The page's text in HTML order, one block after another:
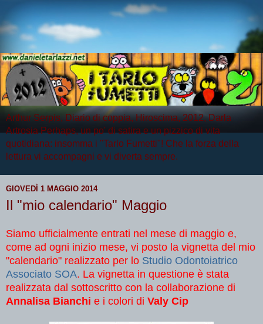
Arthur Serpis, Diario di coppia, Hiroscima, 2012, Darla
Artrosia Perhaps, un po' di satira e un pizzico di vita
quotidiana: insomma i "Tarlo Fumetti"! Che la forza della
lettura vi accompagni e vi diverta sempre.
GIOVEDÌ 1 MAGGIO 2014
Il "mio calendario" Maggio
Siamo ufficialmente entrati nel mese di maggio e,
come ad ogni inizio mese, vi posto la vignetta del mio
"calendario" realizzato per lo Studio Odontoiatrico
Associato SOA. La vignetta in questione è stata
realizzata dal sottoscritto con la collaborazione di
Annalisa Bianchi e i colori di Valy Cip